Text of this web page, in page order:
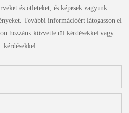
és ötleteket, és képesek vagyunk
További információért látogasson el
hozzánk közvetlenül kérdésekkel vagy
kérdésekkel.